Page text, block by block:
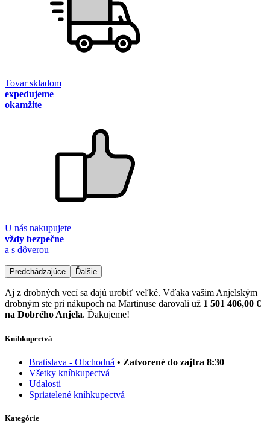
Tovar skladom
expedujeme
okamžite
U nás nakupujete
vždy bezpečne
a s dôverou
Predchádzajúce Ďalšie
Aj z drobných vecí sa dajú urobiť veľké. Vďaka vašim Anjelským
drobným ste pri nákupoch na Martinuse darovali už 1 501 406,00 €
na Dobrého Anjela. Ďakujeme!
Kníhkupectvá
Bratislava - Obchodná • Zatvorené do zajtra 8:30
Všetky kníhkupectvá
Udalosti
Spriatelené kníhkupectvá
Kategórie